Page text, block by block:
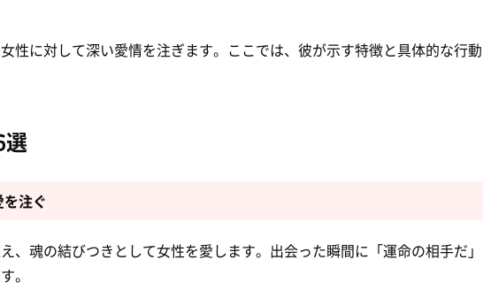
性に対して深い愛情を注ぎます。ここでは、彼が示す特徴と具体的な行動
注ぐ
、魂の結びつきとして女性を愛します。出会った瞬間に「運命の相手だ」
。